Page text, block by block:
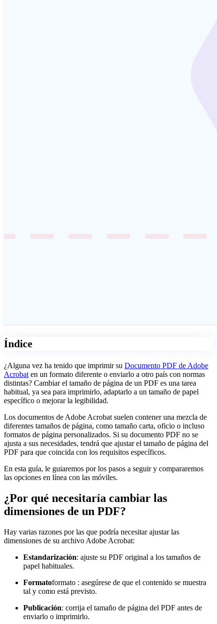
Índice
¿Alguna vez ha tenido que imprimir su Documento PDF de Adobe
Acrobat en un formato diferente o enviarlo a otro país con normas
distintas? Cambiar el tamaño de página de un PDF es una tarea
habitual, ya sea para imprimirlo, adaptarlo a un tamaño de papel
específico o mejorar la legibilidad.
Los documentos de Adobe Acrobat suelen contener una mezcla de
diferentes tamaños de página, como tamaño carta, oficio o incluso
formatos de página personalizados. Si su documento PDF no se
ajusta a sus necesidades, tendrá que ajustar el tamaño de página del
PDF para que coincida con los requisitos específicos.
En esta guía, le guiaremos por los pasos a seguir y compararemos
las opciones en línea con las móviles.
¿Por qué necesitaría cambiar las
dimensiones de un PDF?
Hay varias razones por las que podría necesitar ajustar las
dimensiones de su archivo Adobe Acrobat:
Estandarización: ajuste su PDF original a los tamaños de
papel habituales.
Formatoformato : asegúrese de que el contenido se muestra
tal y como está previsto.
Publicación: corrija el tamaño de página del PDF antes de
enviarlo o imprimirlo.